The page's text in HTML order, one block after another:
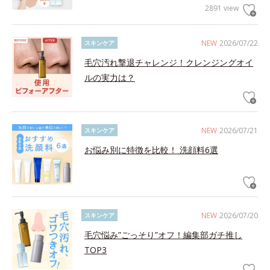
2891 view
NEW 2026/07/22
スキンケア
毛穴汚れ撃退チャレンジ！クレンジングオイ
ルの実力は？
NEW 2026/07/21
スキンケア
お悩み別に特徴を比較！ 洗顔料6選
NEW 2026/07/20
スキンケア
毛穴悩み”ごっそり”オフ！編集部ガチ推し
TOP3